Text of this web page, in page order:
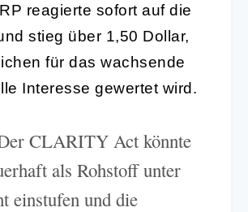
reagierte sofort auf die
stieg über 1,50 Dollar,
für das wachsende
Interesse gewertet wird.
CLARITY Act könnte
als Rohstoff unter
einstufen und die